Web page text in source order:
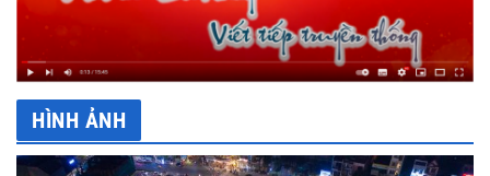
HÌNH ẢNH